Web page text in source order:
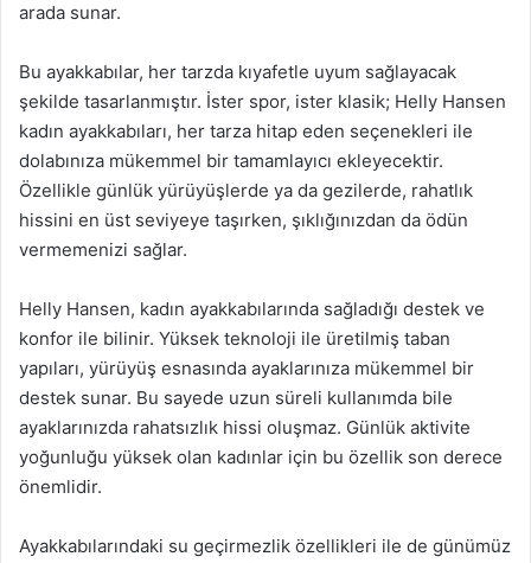
arada sunar.
Bu ayakkabılar, her tarzda kıyafetle uyum sağlayacak
şekilde tasarlanmıştır. İster spor, ister klasik; Helly Hansen
kadın ayakkabıları, her tarza hitap eden seçenekleri ile
dolabınıza mükemmel bir tamamlayıcı ekleyecektir.
Özellikle günlük yürüyüşlerde ya da gezilerde, rahatlık
hissini en üst seviyeye taşırken, şıklığınızdan da ödün
vermemenizi sağlar.
Helly Hansen, kadın ayakkabılarında sağladığı destek ve
konfor ile bilinir. Yüksek teknoloji ile üretilmiş taban
yapıları, yürüyüş esnasında ayaklarınıza mükemmel bir
destek sunar. Bu sayede uzun süreli kullanımda bile
ayaklarınızda rahatsızlık hissi oluşmaz. Günlük aktivite
yoğunluğu yüksek olan kadınlar için bu özellik son derece
önemlidir.
Ayakkabılarındaki su geçirmezlik özellikleri ile de günümüz